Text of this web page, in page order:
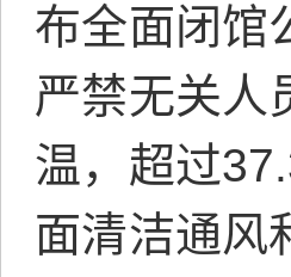
布全面闭馆
严禁无关人
温，超过
面清洁通风